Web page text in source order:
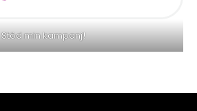
Stöd min kampanj!